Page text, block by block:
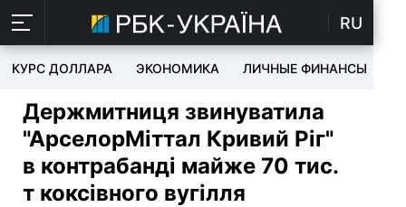
RU
КУРС ДОЛЛАРА ЭКОНОМИКА ЛИЧНЫЕ ФИНАНСЫ
Держмитниця звинуватила
"АрселорМіттал Кривий Ріг"
в контрабанді майже 70 тис.
т коксівного вугілля